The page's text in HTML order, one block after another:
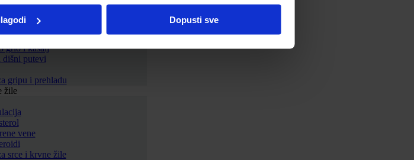
Dopusti sve
prehrani
grlo i kašalj
dišni putevi
gripu i prehladu
žile
vene
srce i krvne žile